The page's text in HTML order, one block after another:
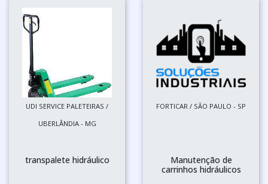
UDI SERVICE PALETEIRAS /
UBERLÂNDIA - MG
transpalete hidráulico
FORTICAR / SÃO PAULO - SP
Manutenção de
carrinhos hidráulicos